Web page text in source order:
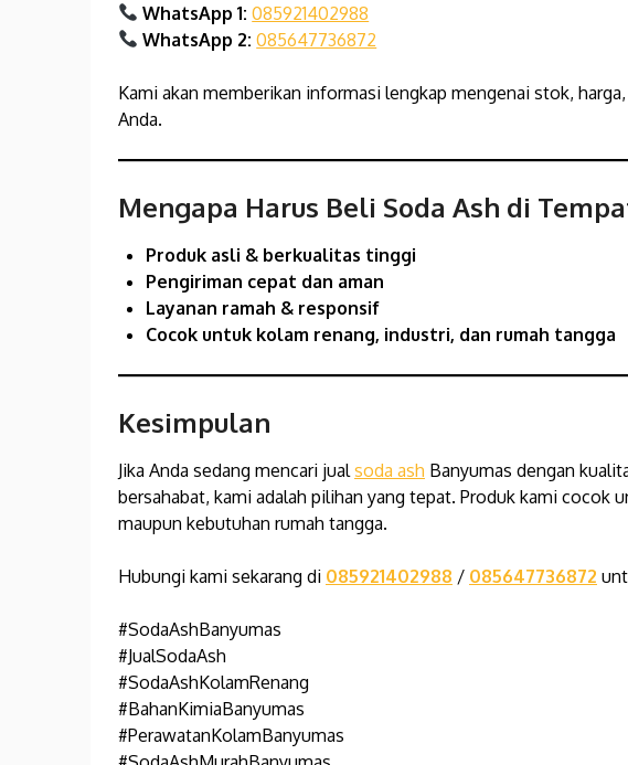
WhatsApp 1: 085921402988
WhatsApp 2: 085647736872
Kami akan memberikan informasi lengkap mengenai stok,
Anda.
Mengapa Harus Beli Soda Ash di
Produk asli & berkualitas tinggi
Pengiriman cepat dan aman
Layanan ramah & responsif
Cocok untuk kolam renang, industri, dan rumah tangga
Kesimpulan
Jika Anda sedang mencari jual soda ash Banyumas dengan
bersahabat, kami adalah pilihan yang tepat. Produk kami cocok
maupun kebutuhan rumah tangga.
Hubungi kami sekarang di 085921402988 / 085647736872
#SodaAshBanyumas
#JualSodaAsh
#SodaAshKolamRenang
#BahanKimiaBanyumas
#PerawatanKolamBanyumas